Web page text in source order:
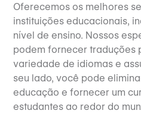
Oferecemos os melhores
instituições educacionais,
nível de ensino. Nossos
podem fornecer traduções
variedade de idiomas e
seu lado, você pode
educação e fornecer um
estudantes ao redor do